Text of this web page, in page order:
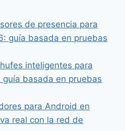
de presencia para
guía basada en pruebas
inteligentes para
basada en pruebas
para Android en
real con la red de